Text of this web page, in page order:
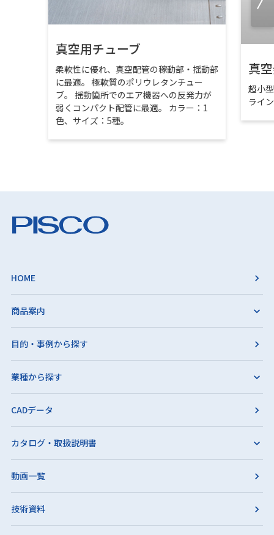
真空用チューブ
柔軟性に優れ、真空配管の稼動部・揺動部
に最適。 極軟質のポリウレタンチュー
ブ。 揺動箇所でのエア機器への反発力が
弱くコンパクト配管に最適。 カラー：1
色、サイズ：5種。
真
超小
ライ
HOME
商品案内
目的・事例から探す
業種から探す
CADデータ
カタログ・取扱説明書
動画一覧
技術資料